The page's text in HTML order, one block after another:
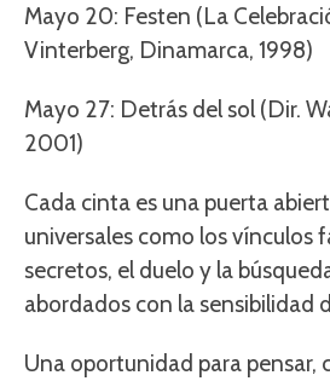
Mayo 20: Festen (La
Vinterberg, Dinamarca, 1998)
Mayo 27: Detrás del sol (Dir.
2001)
Cada cinta es una puerta
universales como los vínculos
secretos, el duelo y la
abordados con la sensibilidad
Una oportunidad para pensar,